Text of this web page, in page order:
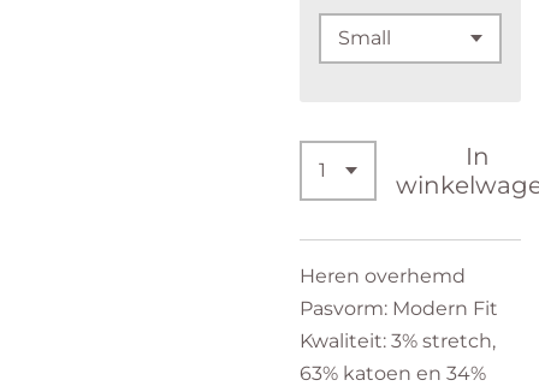
In
Heren overhemd
Pasvorm: Modern Fit
Kwaliteit: 3% stretch,
63% katoen en 34%